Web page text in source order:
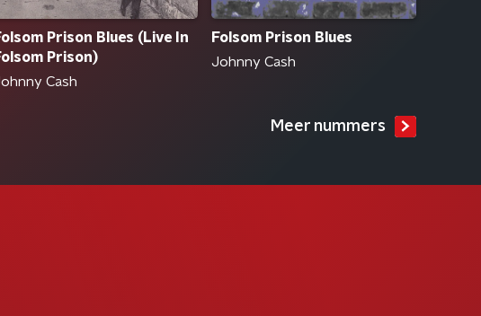
Prison Blues (Live In
Prison)
Cash
Folsom Prison Blues
Johnny Cash
Meer nummers